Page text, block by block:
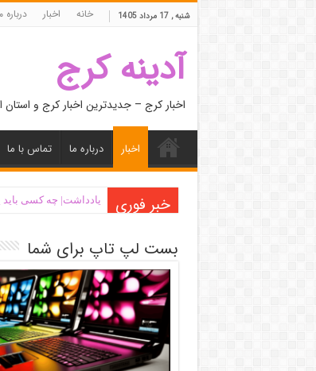
شنبه , 17 مرداد 1405 خانه اخبار درباره
آدینه کرج
اخبار کرج – جدیدترین اخبار کرج و استان
اخبار درباره ما تماس با ما
خبر فوری یادداشت| ‌چه کسی باید
بست لپ تاپ برای شما